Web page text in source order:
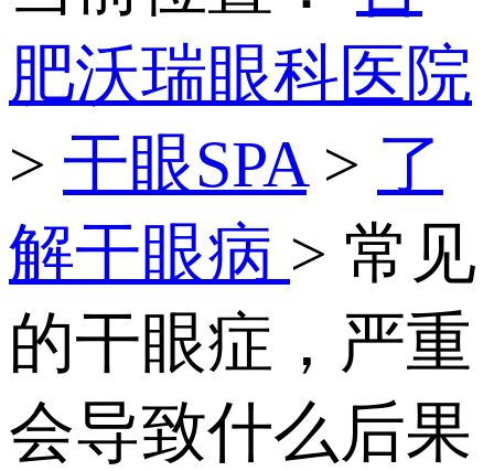
肥沃瑞眼科医院
> 干眼SPA> 了
解干眼病 > 常见
的干眼症，严重
会导致什么后果